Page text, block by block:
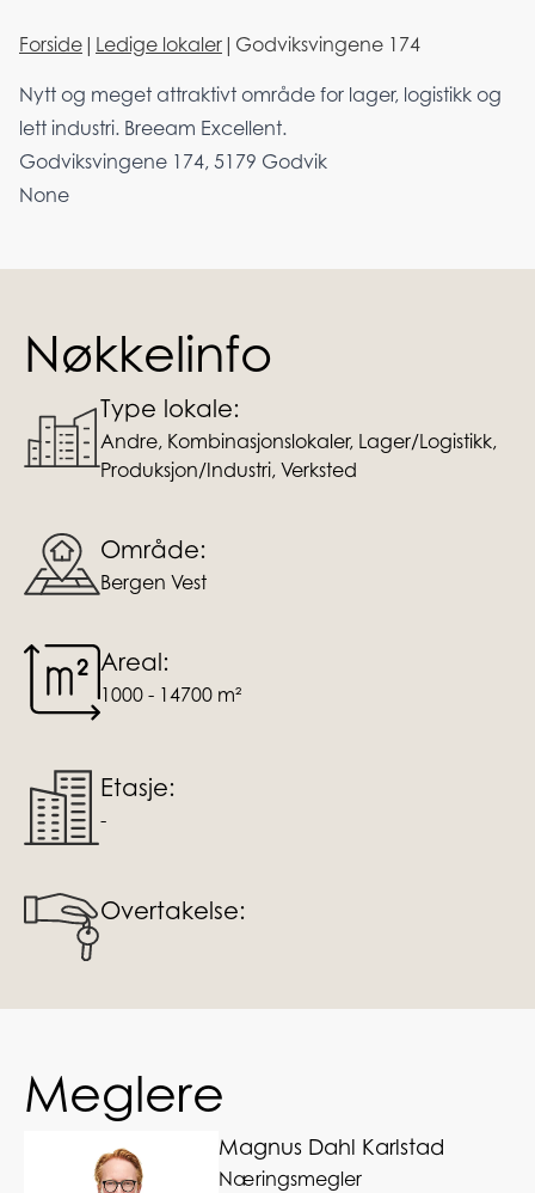
Forside | Ledige lokaler | Godviksvingene 174
Nytt og meget attraktivt område for lager, logistikk og
lett industri. Breeam Excellent.
Godviksvingene 174, 5179 Godvik
None
Nøkkelinfo
Type lokale:
Andre, Kombinasjonslokaler, Lager/Logistikk,
Produksjon/Industri, Verksted
Område:
Bergen Vest
Areal:
1000 - 14700 m²
Etasje:
-
Overtakelse:
Meglere
Magnus Dahl Karlstad
Næringsmegler